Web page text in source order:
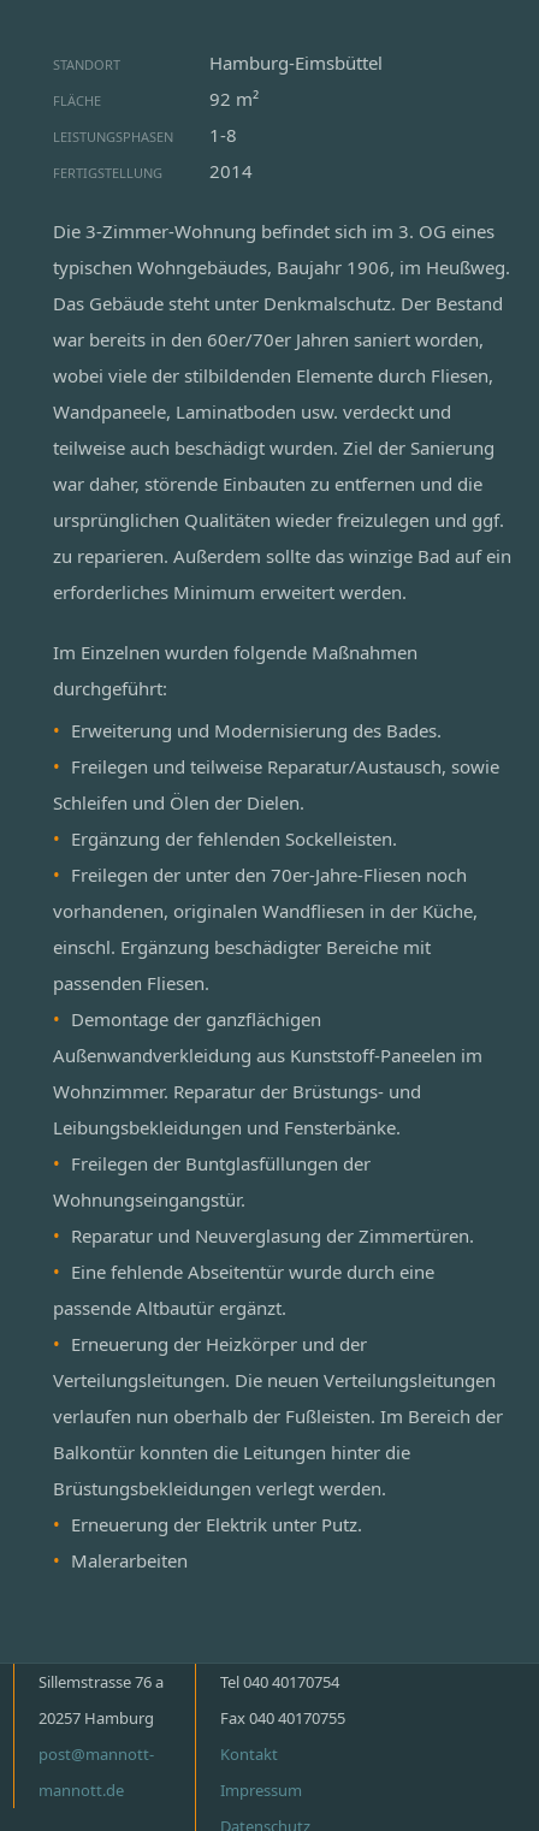
STANDORT Hamburg-Eimsbüttel
FLÄCHE 92 m²
LEISTUNGSPHASEN 1-8
FERTIGSTELLUNG 2014
Die 3-Zimmer-Wohnung befindet sich im 3. OG eines
typischen Wohngebäudes, Baujahr 1906, im Heußweg.
Das Gebäude steht unter Denkmalschutz. Der Bestand
war bereits in den 60er/70er Jahren saniert worden,
wobei viele der stilbildenden Elemente durch Fliesen,
Wandpaneele, Laminatboden usw. verdeckt und
teilweise auch beschädigt wurden. Ziel der Sanierung
war daher, störende Einbauten zu entfernen und die
ursprünglichen Qualitäten wieder freizulegen und ggf.
zu reparieren. Außerdem sollte das winzige Bad auf ein
erforderliches Minimum erweitert werden.
Im Einzelnen wurden folgende Maßnahmen
durchgeführt:
Erweiterung und Modernisierung des Bades.
Freilegen und teilweise Reparatur/Austausch, sowie
Schleifen und Ölen der Dielen.
Ergänzung der fehlenden Sockelleisten.
Freilegen der unter den 70er-Jahre-Fliesen noch
vorhandenen, originalen Wandfliesen in der Küche,
einschl. Ergänzung beschädigter Bereiche mit
passenden Fliesen.
Demontage der ganzflächigen
Außenwandverkleidung aus Kunststoff-Paneelen im
Wohnzimmer. Reparatur der Brüstungs- und
Leibungsbekleidungen und Fensterbänke.
Freilegen der Buntglasfüllungen der
Wohnungseingangstür.
Reparatur und Neuverglasung der Zimmertüren.
Eine fehlende Abseitentür wurde durch eine
passende Altbautür ergänzt.
Erneuerung der Heizkörper und der
Verteilungsleitungen. Die neuen Verteilungsleitungen
verlaufen nun oberhalb der Fußleisten. Im Bereich der
Balkontür konnten die Leitungen hinter die
Brüstungsbekleidungen verlegt werden.
Erneuerung der Elektrik unter Putz.
Malerarbeiten
Sillemstrasse 76 a
20257 Hamburg
post@mannott-
mannott.de
Tel 040 40170754
Fax 040 40170755
Kontakt
Impressum
Datenschutz